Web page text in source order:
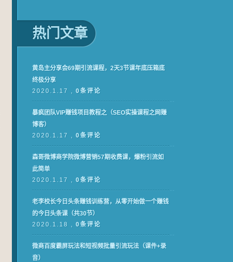
热门文章
黄岛主分享会69期引流课程，2天3节课年底压箱底
终极分享
2020.1.17 , 0条评论
暴疯团队VIP赚钱项目教程之（SEO实操课程之网赚
博客）
2020.1.17 , 0条评论
森哥微博商学院微博营销57期收费课，爆粉引流如
此简单
2020.1.17 , 0条评论
老李校长今日头条赚钱训练营，从零开始做一个赚钱
的今日头条课（共30节）
2020.1.18 , 0条评论
微商百度霸屏玩法和短视频批量引流玩法（课件+录
音）